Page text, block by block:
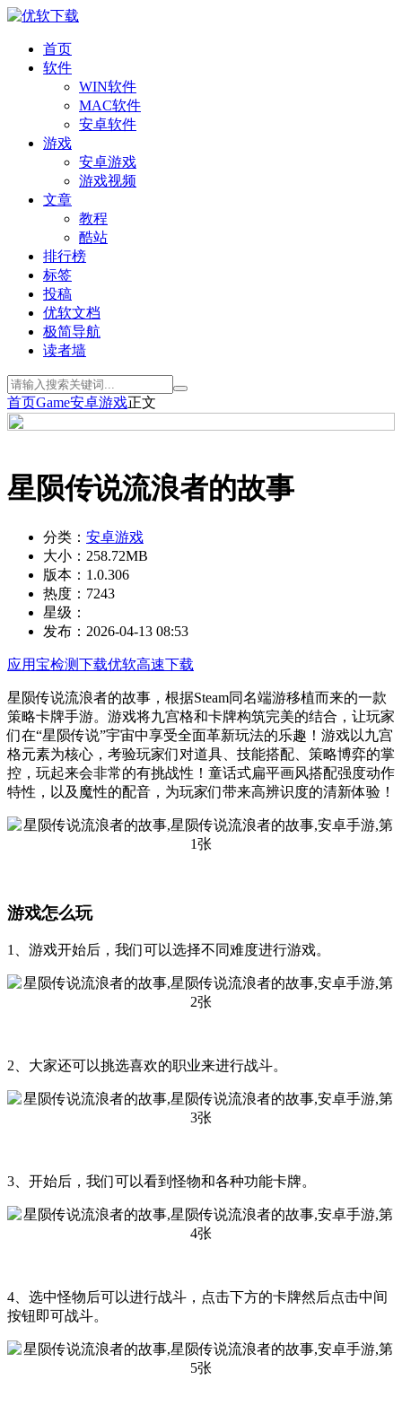
首页
软件
WIN软件
MAC软件
安卓软件
游戏
安卓游戏
游戏视频
文章
教程
酷站
排行榜
标签
投稿
优软文档
极简导航
读者墙
首页Game安卓游戏正文
星陨传说流浪者的故事
分类： 安卓游戏
大小： 258.72MB
版本： 1.0.306
热度： 7243
星级：
发布： 2026-04-13 08:53
应用宝检测下载优软高速下载
星陨传说流浪者的故事，根据Steam同名端游移植而来的一款
策略卡牌手游。游戏将九宫格和卡牌构筑完美的结合，让玩家
们在“星陨传说”宇宙中享受全面革新玩法的乐趣！游戏以九宫
格元素为核心，考验玩家们对道具、技能搭配、策略博弈的掌
控，玩起来会非常的有挑战性！童话式扁平画风搭配强度动作
特性，以及魔性的配音，为玩家们带来高辨识度的清新体验！
游戏怎么玩
1、游戏开始后，我们可以选择不同难度进行游戏。
2、大家还可以挑选喜欢的职业来进行战斗。
3、开始后，我们可以看到怪物和各种功能卡牌。
4、选中怪物后可以进行战斗，点击下方的卡牌然后点击中间
按钮即可战斗。